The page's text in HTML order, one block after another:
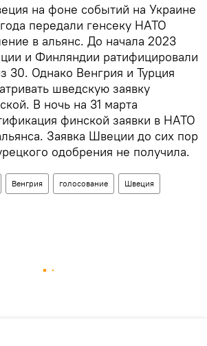
на фоне событий на Украине
передали генсеку НАТО
в альянс. До начала 2023
и Финляндии ратифицировали
30. Однако Венгрия и Турция
шведскую заявку
В ночь на 31 марта
финской заявки в НАТО
Заявка Швеции до сих пор
одобрения не получила.
Венгрия голосование Швеция